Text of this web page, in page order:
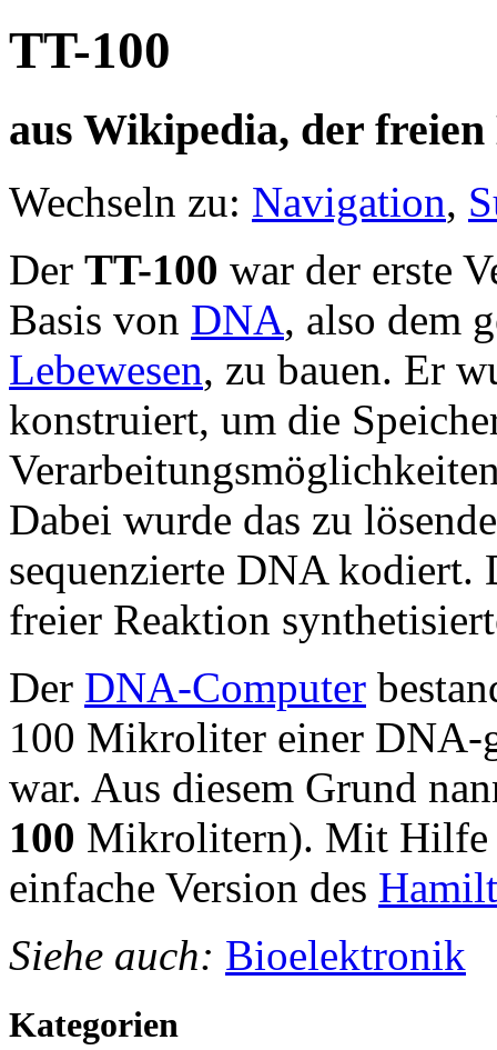
TT-100
aus Wikipedia, der
Wechseln zu: Navigation,
Der TT-100 war der erste
Basis von DNA, also dem
Lebewesen, zu bauen. Er
konstruiert, um die
Dabei wurde das zu
sequenzierte DNA kodiert.
freier Reaktion
Der DNA-Computer
100 Mikroliter einer DNA-
war. Aus diesem Grund
100 Mikrolitern). Mit Hilfe
einfache Version des
Siehe auch: Bioelektronik
Kategorien